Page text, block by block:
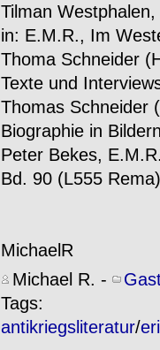
Tilman
in: E.M.R., Im
Thoma Schneider
Texte und
Thomas Schneider
Biographie in
Peter Bekes,
Bd. 90 (L555 Rema)
MichaelR
Michael R. -
Tags:
antikriegsliteratur/